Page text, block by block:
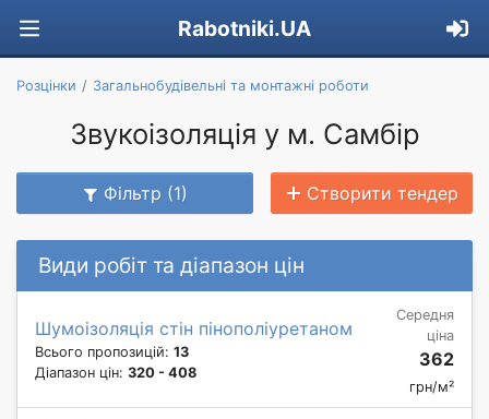
Rabotniki.UA
Розцінки Загальнобудівельні та монтажні роботи
Звукоізоляція у м. Самбір
Фільтр (1) Створити тендер
Види робіт та діапазон цін
Шумоізоляція стін пінополіуретаном
Всього пропозицій: 13
Діапазон цін: 320 - 408
Середня
ціна
362
грн/м²